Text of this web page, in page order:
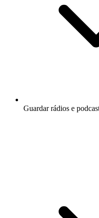
Guardar rádios e